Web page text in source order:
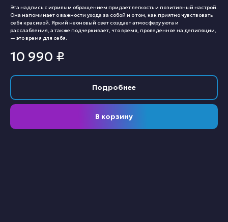
Эта надпись с игривым обращением придает легкость и позитивный настрой.
Она напоминает о важности ухода за собой и о том, как приятно чувствовать
себя красивой. Яркий неоновый свет создает атмосферу уюта и
расслабления, а также подчеркивает, что время, проведенное на депиляции,
— это время для себя.
10 990 ₽
Подробнее
В корзину